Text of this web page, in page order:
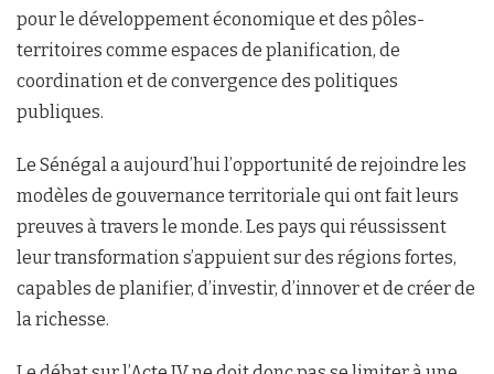
pour le développement économique et des pôles-
territoires comme espaces de planification, de
coordination et de convergence des politiques
publiques.
Le Sénégal a aujourd’hui l’opportunité de rejoindre les
modèles de gouvernance territoriale qui ont fait leurs
preuves à travers le monde. Les pays qui réussissent
leur transformation s’appuient sur des régions fortes,
capables de planifier, d’investir, d’innover et de créer de
la richesse.